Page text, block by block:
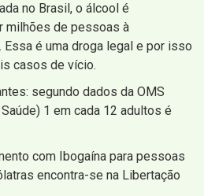
no Brasil, o álcool é
milhões de pessoas à
Essa é uma droga legal e por isso
casos de vício.
segundo dados da OMS
1 em cada 12 adultos é
com Ibogaína para pessoas
encontra-se na Libertação